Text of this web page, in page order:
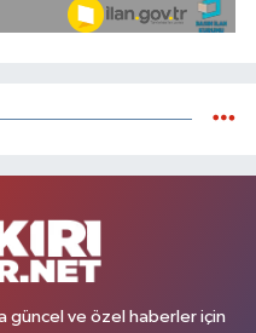
güncel ve özel haberler için